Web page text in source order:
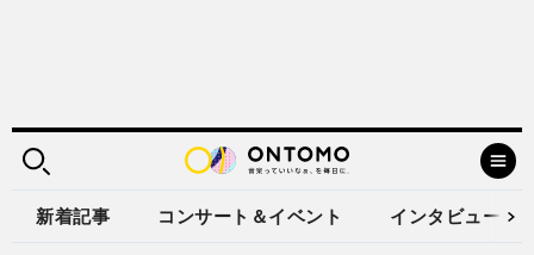
新着記事 コンサート＆イベント インタビュー